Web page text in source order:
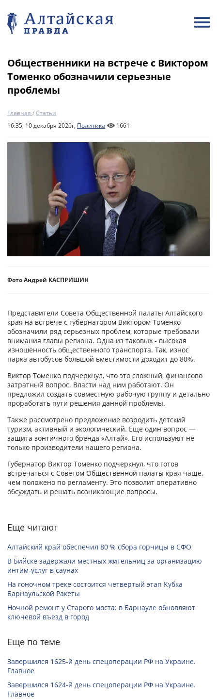
Общественники на встрече с Виктором
Томенко обозначили серьезные
проблемы
Главная /Статьи
16:35, 10 декабря 2020г, Политика 1661
Фото Андрей КАСПРИШИН
Представители Совета Общественной палаты Алтайского
края на встрече с губернатором Виктором Томенко
обозначили ряд серьезных проблем, которые требовали
внимания главы региона. Одна из таковых - высокая
изношенность общественного транспорта. Так, износ
парка автобусов большой вместимости доходит до 80%.
Виктор Томенко подчеркнул, что это сложный, финансово
затратный вопрос. Власти над ним работают. Он
предложил создать совместную рабочую группу и детально
проработать пути решения данной проблемы.
Также рассмотрено предложение возродить детский
туризм, активный и экологический. Еще один вопрос —
защита зонтичного бренда «Алтай». Его используют не
только производители нашего региона.
Губернатор Виктор Томенко подчеркнул, что готов
встречаться с Советом Общественной палаты края чаще,
чем положено по регламенту. Это позволит оперативно
обсуждать и решать возникающие вопросы.
Еще читают
Алтайский край обеспечил 80 % сбора горчицы в СФО
В Бийске задержали местных жительниц за организацию
интим-услуг в саунах
На гоночном треке состоится четвертый этап Кубка
Барнаульской Ракеты
Ночной ремонт у Старого моста: в Барнауле обновляют
ключевой въезд в город
Еще по теме
Завершился 1625-й день спецоперации РФ на Украине.
Главное
Завершился 1624-й день спецоперации РФ на Украине.
Главное